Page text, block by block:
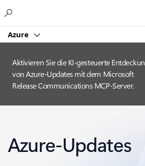
Azure
Aktivieren Sie die KI-gesteuerte
von Azure-Updates mit dem Microsoft
Release Communications MCP-Server.
Azure-Updates